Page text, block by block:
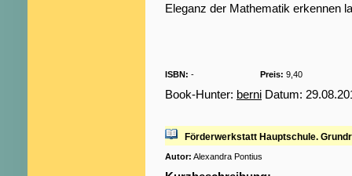
Eleganz der Mathematik erkennen
ISBN: - Preis: 9,40
Book-Hunter: berni Datum:
Förderwerkstatt Hauptschule.
Autor: Alexandra Pontius